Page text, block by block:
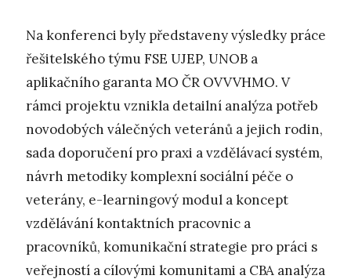
Na konferenci byly představeny výsledky práce
řešitelského týmu FSE UJEP, UNOB a
aplikačního garanta MO ČR OVVVHMO. V
rámci projektu vznikla detailní analýza potřeb
novodobých válečných veteránů a jejich rodin,
sada doporučení pro praxi a vzdělávací systém,
návrh metodiky komplexní sociální péče o
veterány, e-learningový modul a koncept
vzdělávání kontaktních pracovnic a
pracovníků, komunikační strategie pro práci s
veřejností a cílovými komunitami a CBA analýza